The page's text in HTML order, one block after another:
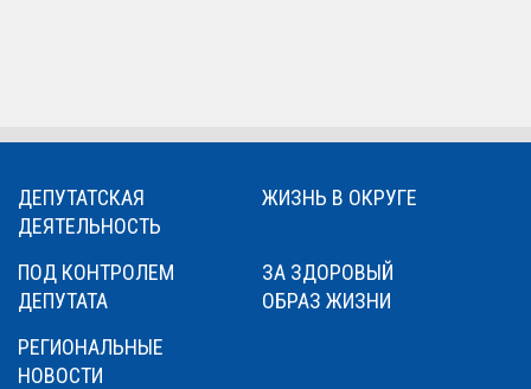
ДЕПУТАТСКАЯ
ДЕЯТЕЛЬНОСТЬ
ЖИЗНЬ В ОКРУГЕ
ПОД КОНТРОЛЕМ
ДЕПУТАТА
ЗА ЗДОРОВЫЙ
ОБРАЗ ЖИЗНИ
РЕГИОНАЛЬНЫЕ
НОВОСТИ